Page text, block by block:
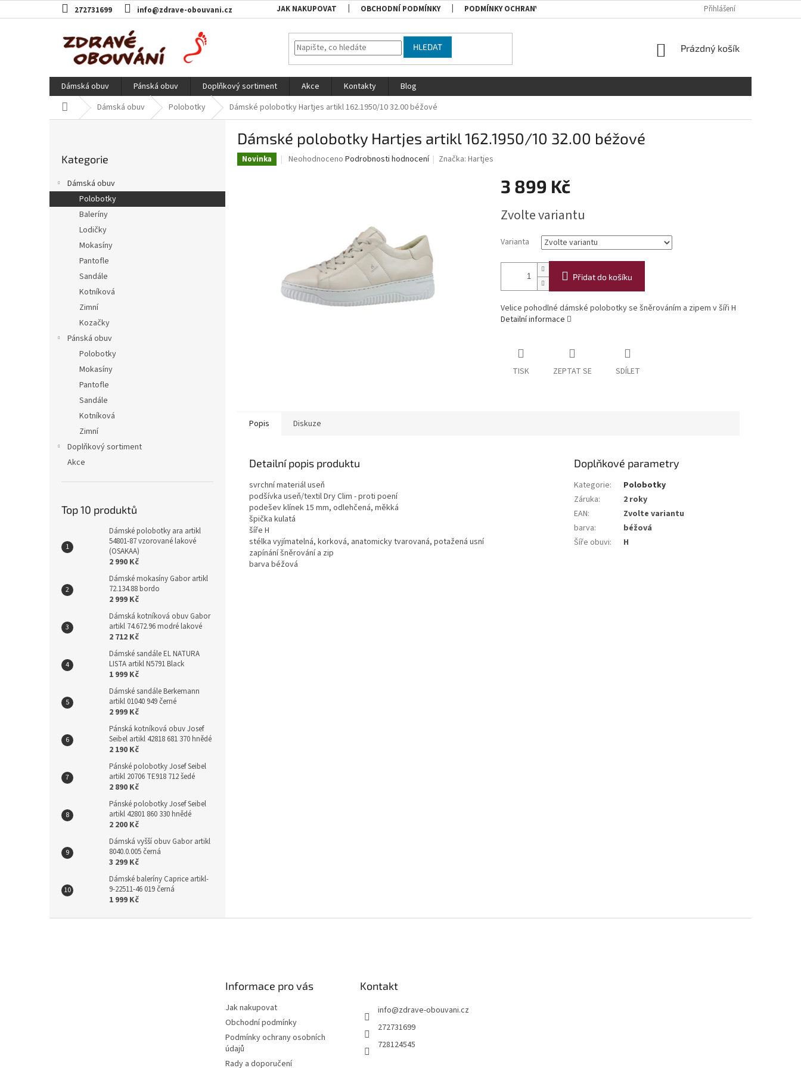
na
272731699 info@zdrave-obouvani.cz JAK NAKUPOVAT OBCHODNÍ PODMÍNKY PODMÍNKY OCHRANY OSOBNÍCH ÚDAJŮ RADY A DOPORUČENÍ TABULKA
Přihlášení
HLEDAT
NÁKUPNÍ
Prázdný košík
Dámská obuv Pánská obuv Doplňkový sortiment Akce Kontakty
Blog
Domů Dámská obuv Polobotky Dámské polobotky Hartjes artikl 162.1950/10 32.00 béžové
a
n
kategorie
Kategorie
Dámská obuv
Polobotky
Baleríny
Lodičky
Mokasíny
Pantofle
Sandále
Kotníková
Zimní
Kozačky
Pánská obuv
Polobotky
Mokasíny
Pantofle
Sandále
Kotníková
Zimní
Doplňkový sortiment
Akce
Top 10 produktů
Dámské polobotky ara artikl
54801-87 vzorované lakové
(OSAKAA)
2 990 Kč
Dámské mokasíny Gabor artikl
72.134.88 bordo
2 999 Kč
Dámská kotníková obuv Gabor
artikl 74.672.96 modré lakové
2 712 Kč
Dámské sandále EL NATURA
LISTA artikl N5791 Black
1 999 Kč
Dámské sandále Berkemann
artikl 01040 949 černé
2 999 Kč
Pánská kotníková obuv Josef
Seibel artikl 42818 681 370 hnědé
2 190 Kč
Pánské polobotky Josef Seibel
artikl 20706 TE918 712 šedé
2 890 Kč
Pánské polobotky Josef Seibel
artikl 42801 860 330 hnědé
2 200 Kč
Dámská vyšší obuv Gabor artikl
8040.0.005 černá
3 299 Kč
Dámské baleríny Caprice artikl-
9-22511-46 019 černá
1 999 Kč
Dámské polobotky Hartjes artikl 162.1950/10 32.00 béžové
Novinka
Průměrné
Neohodnoceno Podrobnosti hodnocení Značka:Hartjes
3 899 Kč
cena:
Zvolte variantu
Varianta
Přidat do košíku
Velice pohodlné dámské polobotky se šněrováním a zipem v šíři H
Detailní informace
TISK ZEPTAT SE SDÍLET
Popis Diskuze
Detailní popis produktu
svrchní materiál useň
podšívka useň/textil Dry Clim - proti poení
podešev klínek 15 mm, odlehčená, měkká
špička kulatá
šíře H
stélka vyjímatelná, korková, anatomicky tvarovaná, potažená usní
zapínání šněrování a zip
barva béžová
Doplňkové parametry
Kategorie:
Polobotky
Záruka:
2 roky
EAN:
Zvolte variantu
barva:
béžová
Šíře obuvi: H
Informace pro vás
Jak nakupovat
Obchodní podmínky
Podmínky ochrany osobních
údajů
Rady a doporučení
Kontakt
info@zdrave-obouvani.cz
272731699
728124545